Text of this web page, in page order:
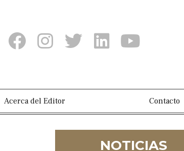
Acerca del Editor Contacto
NOTICIAS